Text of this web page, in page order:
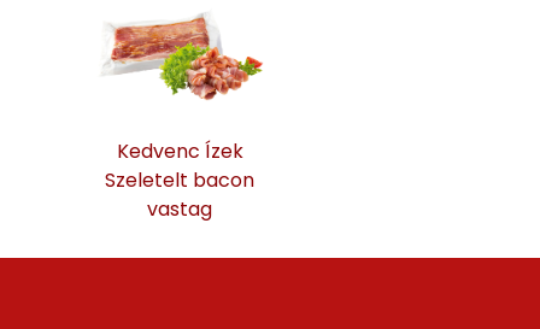
Kedvenc Ízek
Szeletelt bacon
vastag